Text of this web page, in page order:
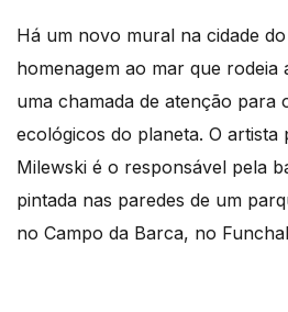
Há um novo mural na cidade
homenagem ao mar que rodeia
uma chamada de atenção para
ecológicos do planeta. O artista
Milewski é o responsável pela
pintada nas paredes de um
no Campo da Barca, no